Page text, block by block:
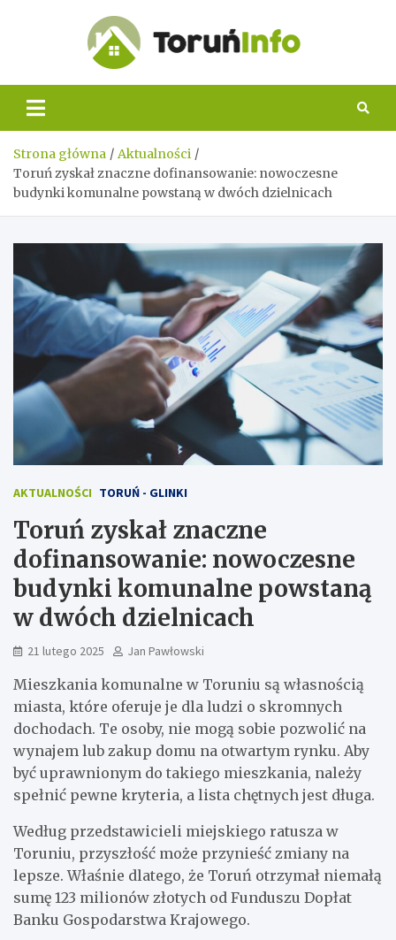
Info
Strona główna
Aktualności
Toruń zyskał znaczne dofinansowanie: nowoczesne
budynki komunalne powstaną w dwóch dzielnicach
AKTUALNOŚCI TORUŃ - GLINKI
Toruń zyskał znaczne
dofinansowanie: nowoczesne
budynki komunalne powstaną
w dwóch dzielnicach
21 lutego 2025 Jan Pawłowski
Mieszkania komunalne w Toruniu są własnością
miasta, które oferuje je dla ludzi o skromnych
dochodach. Te osoby, nie mogą sobie pozwolić na
wynajem lub zakup domu na otwartym rynku. Aby
być uprawnionym do takiego mieszkania, należy
spełnić pewne kryteria, a lista chętnych jest długa.
Według przedstawicieli miejskiego ratusza w
Toruniu, przyszłość może przynieść zmiany na
lepsze. Właśnie dlatego, że Toruń otrzymał niemałą
sumę 123 milionów złotych od Funduszu Dopłat
Banku Gospodarstwa Krajowego.